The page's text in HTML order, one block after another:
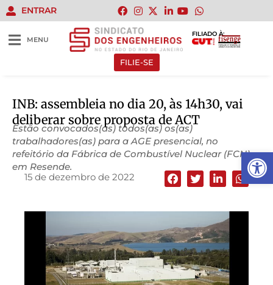
Abrir
ENTRAR
MENU
FILIADO À:
FILIE-SE
INB: assembleia no dia 20, às 14h30, vai
deliberar sobre proposta de ACT
Estão convocados(as) todos(as) os(as)
trabalhadores(as) para a AGE presencial, no
refeitório da Fábrica de Combustível Nuclear (FCN),
em Resende.
15 de dezembro de 2022